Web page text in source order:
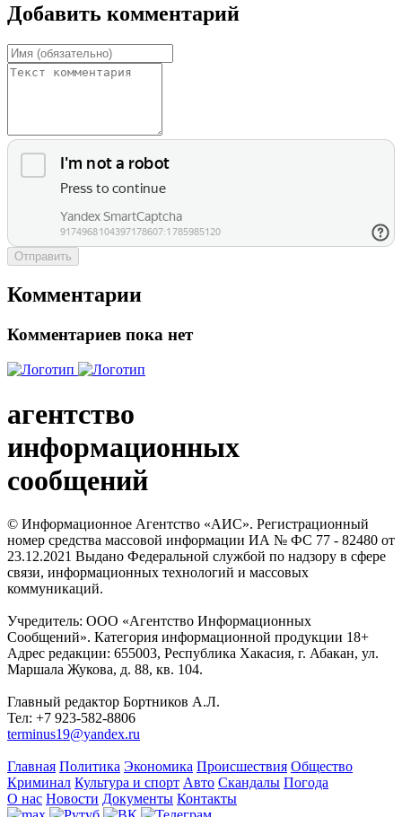
Добавить комментарий
Отправить
Комментарии
Комментариев пока нет
агентство
информационных
сообщений
© Информационное Агентство «АИС». Регистрационный
номер средства массовой информации ИА № ФС 77 - 82480 от
23.12.2021 Выдано Федеральной службой по надзору в сфере
связи, информационных технологий и массовых
коммуникаций.
Учредитель: ООО «Агентство Информационных
Сообщений». Категория информационной продукции 18+
Адрес редакции: 655003, Республика Хакасия, г. Абакан, ул.
Маршала Жукова, д. 88, кв. 104.
Главный редактор Бортников А.Л.
Тел: +7 923-582-8806
terminus19@yandex.ru
Главная Политика Экономика Происшествия Общество
Криминал Культура и спорт Авто Скандалы Погода
О нас Новости Документы Контакты